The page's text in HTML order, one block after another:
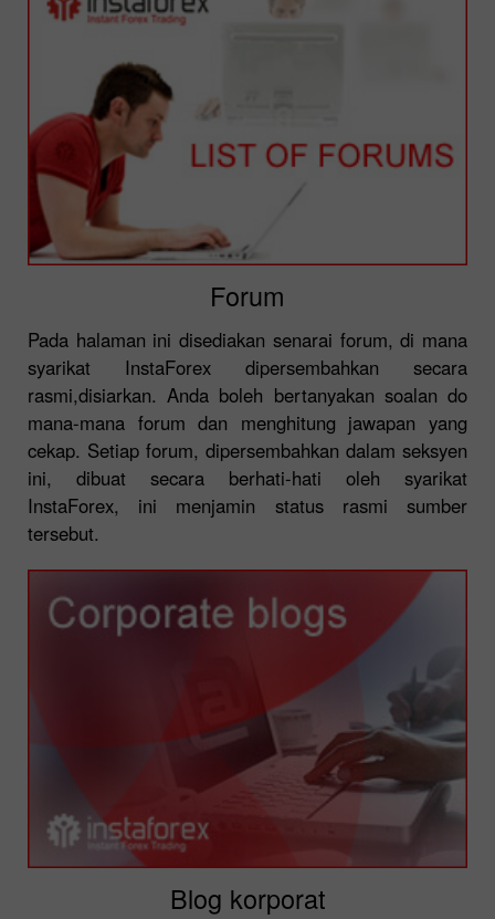
Forum
Pada halaman ini disediakan senarai forum, di mana
syarikat InstaForex dipersembahkan secara
rasmi,disiarkan. Anda boleh bertanyakan soalan do
mana-mana forum dan menghitung jawapan yang
cekap. Setiap forum, dipersembahkan dalam seksyen
ini, dibuat secara berhati-hati oleh syarikat
InstaForex, ini menjamin status rasmi sumber
tersebut.
Blog korporat